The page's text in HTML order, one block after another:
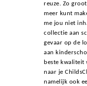
reuze. Zo
meer kunt
me jou niet
collectie aan
gevaar op de
aan
beste kwaliteit
naar je
namelijk ook